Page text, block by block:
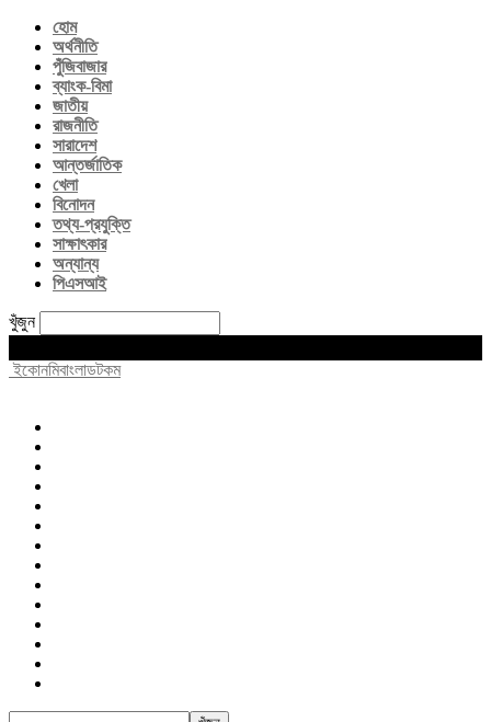
হোম
অর্থনীতি
পুঁজিবাজার
ব্যাংক-বিমা
জাতীয়
রাজনীতি
সারাদেশ
আন্তর্জাতিক
খেলা
বিনোদন
তথ্য-প্রযুক্তি
সাক্ষাৎকার
অন্যান্য
পিএসআই
খুঁজুন
ইকোনমিবাংলাডটকম